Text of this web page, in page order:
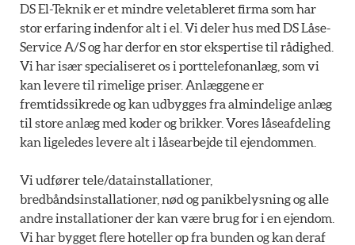
DS El-Teknik er et mindre veletableret firma som har
stor erfaring indenfor alt i el. Vi deler hus med DS Låse-
Service A/S og har derfor en stor ekspertise til rådighed.
Vi har især specialiseret os i porttelefonanlæg, som vi
kan levere til rimelige priser. Anlæggene er
fremtidssikrede og kan udbygges fra almindelige anlæg
til store anlæg med koder og brikker. Vores låseafdeling
kan ligeledes levere alt i låsearbejde til ejendommen.
Vi udfører tele/datainstallationer,
bredbåndsinstallationer, nød og panikbelysning og alle
andre installationer der kan være brug for i en ejendom.
Vi har bygget flere hoteller op fra bunden og kan deraf